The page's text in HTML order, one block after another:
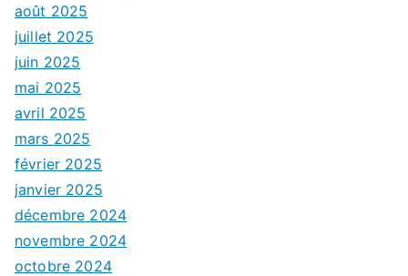
août 2025
juillet 2025
juin 2025
mai 2025
avril 2025
mars 2025
février 2025
janvier 2025
décembre 2024
novembre 2024
octobre 2024